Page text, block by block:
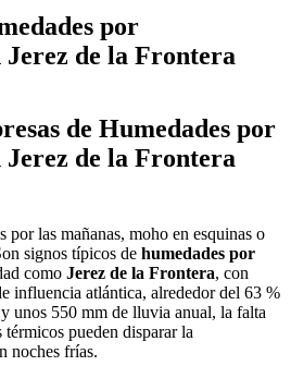
por
Jerez de la Frontera
de Humedades por
Jerez de la Frontera
por las mañanas, moho en esquinas o
signos típicos de humedades por
como Jerez de la Frontera, con
influencia atlántica, alrededor del 63 %
unos 550 mm de lluvia anual, la falta
pueden disparar la
noches frías.